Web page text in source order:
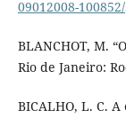
09012008-100852/
BLANCHOT, M.
Rio de Janeiro:
BICALHO, L. C.